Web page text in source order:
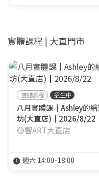
實體課程 | 大直門市
實體課程 招生中
八月實體課┃Ashley的
坊(大直店)┃2026/8/22
🟡響ART大直店
週六 14:00-18:00